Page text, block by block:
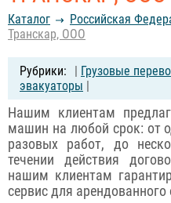
Каталог Российcкая
Транскар, ООО
| Грузовые
эвакуаторы |
Нашим клиентам
машин на любой срок: от
разовых работ, до
течении действия
нашим клиентам
сервис для